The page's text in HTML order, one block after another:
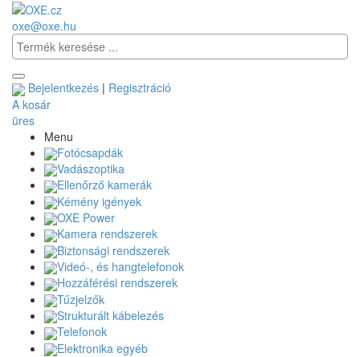
oxe@oxe.hu
Bejelentkezés | Regisztráció
A kosár
üres
Menu
Fotócsapdák
Vadászoptika
Ellenőrző kamerák
Kémény igények
OXE Power
Kamera rendszerek
Biztonsági rendszerek
Videó-, és hangtelefonok
Hozzáférési rendszerek
Tűzjelzők
Strukturált kábelezés
Telefonok
Elektronika egyéb